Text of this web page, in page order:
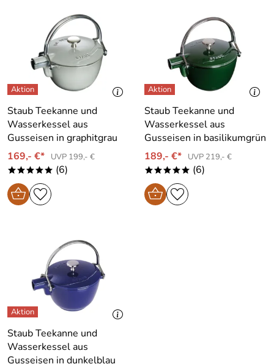
Staub Teekanne und
Wasserkessel aus
Gusseisen in graphitgrau
169,- €*
UVP 199,- €
***** (6)
Staub Teekanne und
Wasserkessel aus
Gusseisen in basilikumgrün
189,- €*
UVP 219,- €
***** (6)
Staub Teekanne und
Wasserkessel aus
Gusseisen in dunkelblau